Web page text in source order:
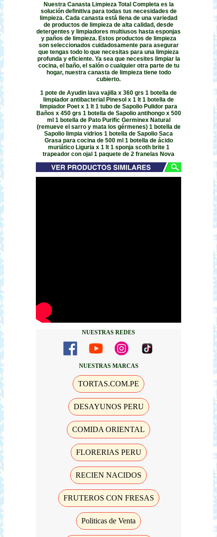
Nuestra Canasta Limpieza Total Completa es la
solución definitiva para todas tus necesidades de
limpieza. Cada canasta está llena de una variedad
de productos de limpieza de alta calidad, desde
detergentes y limpiadores multiusos hasta esponjas
y paños de limpieza. Estos productos de limpieza
son seleccionados cuidadosamente para asegurar
que tengas todo lo que necesitas para una limpieza
profunda y eficiente. Ya sea que necesites limpiar la
cocina, el baño, el salón o cualquier otra parte de tu
hogar, nuestra canasta de limpieza tiene todo
cubierto.
1 pote de Ayudin lava vajilla x 360 grs 1 botella de
limpiador antibacterial Pinesol x 1 lt 1 botella de
limpiador Poet x 1 lt 1 tubo de Sapolio Pulidor para
Baños x 450 grs 1 botella de Sapolio antihongo x 500
ml 1 botella de Pato Purific Germinex Natural
(remueve el sarro y mata los gérmenes) 1 botella de
Sapolio limpia vidrios 1 botella de Sapolio Saca
Grasa para cocina de 500 ml 1 botella de ácido
muriático Liguria x 1 lt 1 sponja scoth brite 1
trapeador con ojal 1 paquete de 2 franelas Nova
NUESTRAS REDES
NUESTRAS MARCAS
TORTAS.COM.PE
DESAYUNOS PERU
COMIDA ORIENTAL
FLORERIAS PERU
RECIEN NACIDOS
FRUTEROS CON FRESAS
Politicas de Venta